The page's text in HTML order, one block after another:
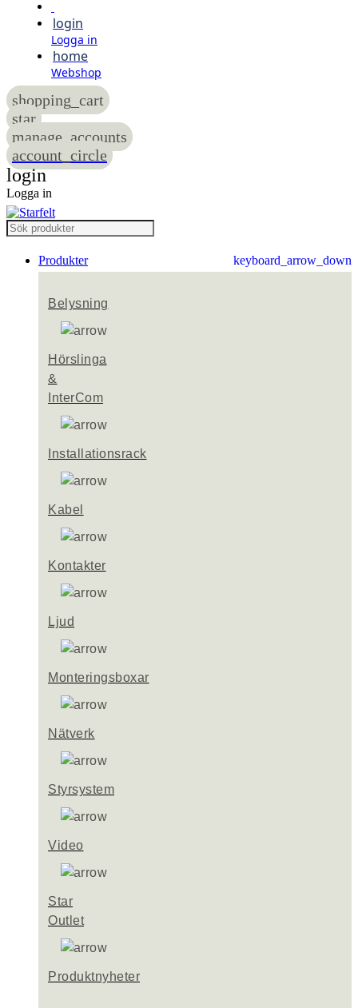
login
Logga in
home
Webshop
shopping_cart
star
manage_accounts
account_circle
login
Logga in
Produkter keyboard_arrow_down
Belysning
Hörslinga
&
InterCom
Installationsrack
Kabel
Kontakter
Ljud
Monteringsboxar
Nätverk
Styrsystem
Video
Star
Outlet
Produktnyheter